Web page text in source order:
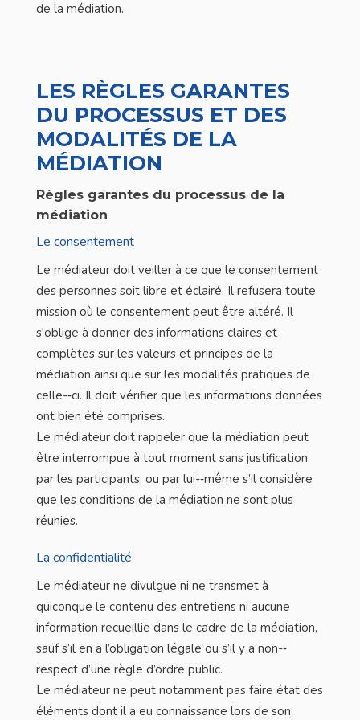
de la médiation.
LES RÈGLES GARANTES
DU PROCESSUS ET DES
MODALITÉS DE LA
MÉDIATION
Règles garantes du processus de la
médiation
Le consentement
Le médiateur doit veiller à ce que le consentement
des personnes soit libre et éclairé. Il refusera toute
mission où le consentement peut être altéré. Il
s'oblige à donner des informations claires et
complètes sur les valeurs et principes de la
médiation ainsi que sur les modalités pratiques de
celle-­‐ci. Il doit vérifier que les informations données
ont bien été comprises.
Le médiateur doit rappeler que la médiation peut
être interrompue à tout moment sans justification
par les participants, ou par lui-­‐même s’il considère
que les conditions de la médiation ne sont plus
réunies.
La confidentialité
Le médiateur ne divulgue ni ne transmet à
quiconque le contenu des entretiens ni aucune
information recueillie dans le cadre de la médiation,
sauf s’il en a l’obligation légale ou s’il y a non-­‐
respect d’une règle d’ordre public.
Le médiateur ne peut notamment pas faire état des
éléments dont il a eu connaissance lors de son